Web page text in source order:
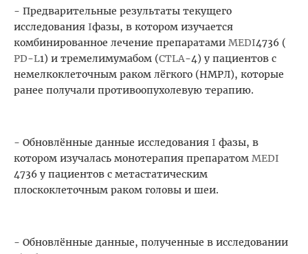
- Предварительные результаты текущего
исследования Iфазы, в котором изучается
комбинированное лечение препаратами MEDI4736 (
PD-L1) и тремелимумабом (CTLA-4) у пациентов с
немелкоклеточным раком лёгкого (НМРЛ), которые
ранее получали противоопухолевую терапию.
- Обновлённые данные исследования I фазы, в
котором изучалась монотерапия препаратом MEDI
4736 у пациентов с метастатическим
плоскоклеточным раком головы и шеи.
- Обновлённые данные, полученные в исследовании